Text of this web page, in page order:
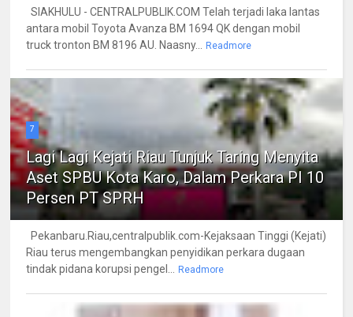
SIAKHULU - CENTRALPUBLIK.COM Telah terjadi laka lantas
antara mobil Toyota Avanza BM 1694 QK dengan mobil
truck tronton BM 8196 AU. Naasny...
Readmore
7
Lagi Lagi Kejati Riau Tunjuk Taring Menyita
Aset SPBU Kota Karo, Dalam Perkara PI 10
Persen PT SPRH
Pekanbaru.Riau,centralpublik.com-Kejaksaan Tinggi (Kejati)
Riau terus mengembangkan penyidikan perkara dugaan
tindak pidana korupsi pengel...
Readmore